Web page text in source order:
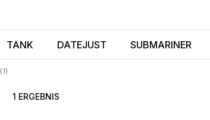
(1)
TANK DATEJUST SUBMARINER
1 ERGEBNIS